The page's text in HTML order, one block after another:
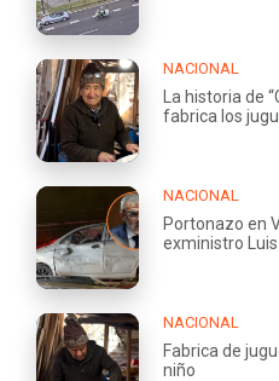
NACIONAL
La historia de
fabrica los
NACIONAL
Portonazo en
exministro
NACIONAL
Fabrica de
niño